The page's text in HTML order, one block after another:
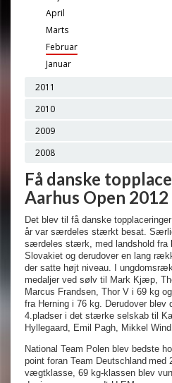
April
Marts
Februar
Januar
2011
2010
2009
2008
Få danske
Aarhus Open 2012
Det blev til få danske
år var særdeles stærkt besat.
særdeles stærk, med landshold fra
Slovakiet og derudover en lang
der satte højt niveau. I
medaljer ved sølv til Mark Kjæp,
Marcus Frandsen, Thor V i 69 kg
fra Herning i 76 kg. Derudover
4.pladser i det stærke selskab til
Hyllegaard, Emil Pagh, Mikkel
National Team Polen blev bedste
point foran Team Deutschland med
vægtklasse, 69 kg-klassen blev